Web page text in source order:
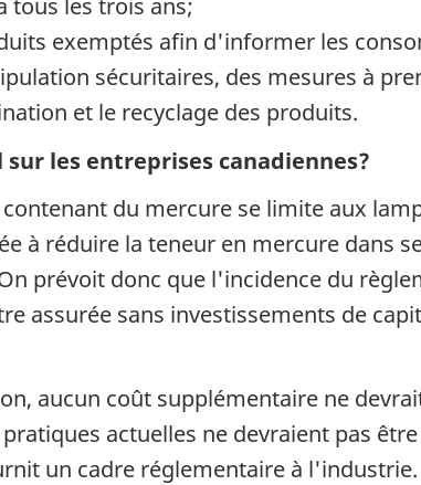
tous les trois ans;
exemptés afin d'informer les
sécuritaires, des mesures à
et le recyclage des produits.
les entreprises canadiennes?
du mercure se limite aux
à réduire la teneur en mercure dans
prévoit donc que l'incidence du
assurée sans investissements de
aucun coût supplémentaire ne
actuelles ne devraient pas
un cadre réglementaire à l'industrie.